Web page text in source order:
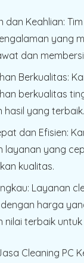
dan Keahlian:
yang
dan
Berkualitas:
berkualitas
hasil yang terbaik.
dan Efisien:
layanan yang
kualitas.
Layanan
harga
nilai terbaik
Cleaning PC